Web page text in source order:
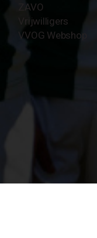
ZAVO
Vrijwilligers
VVOG Webshop